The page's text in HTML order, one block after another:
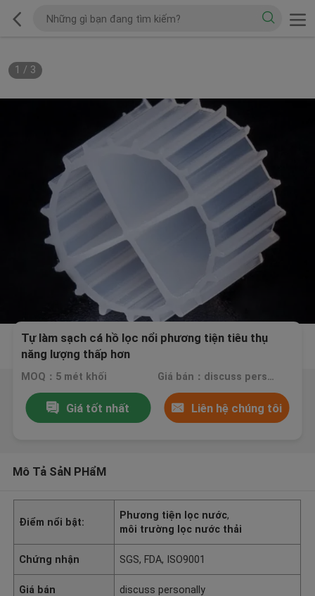
1 / 3
Tự làm sạch cá hồ lọc nổi phương tiện tiêu thụ
năng lượng thấp hơn
MOQ：5 mét khối Giá bán：discuss personally
Giá tốt nhất Liên hệ chúng tôi
Mô Tả SảN PHẩM
Điểm nổi bật:
Phương tiện lọc nước,
môi trường lọc nước thải
Chứng nhận SGS, FDA, ISO9001
Giá bán discuss personally